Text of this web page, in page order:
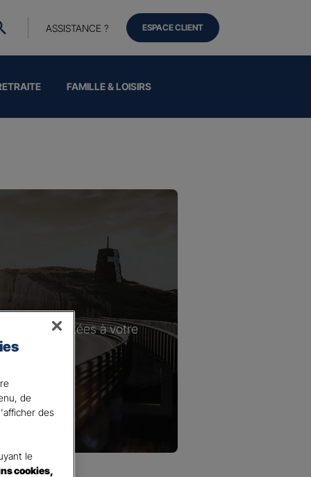
FAMILLE & LOISIRS
ASSISTANCE ? ESPACE CLIENT
plus adaptées à votre
de
des
le
cookies,